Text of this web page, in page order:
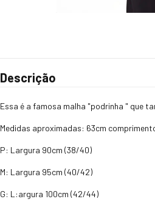
Descrição
Essa é a famosa malha "podrinha " que
Medidas aproximadas: 63cm
P: Largura 90cm (38/40)
M: Largura 95cm (40/42)
G: L:argura 100cm (42/44)